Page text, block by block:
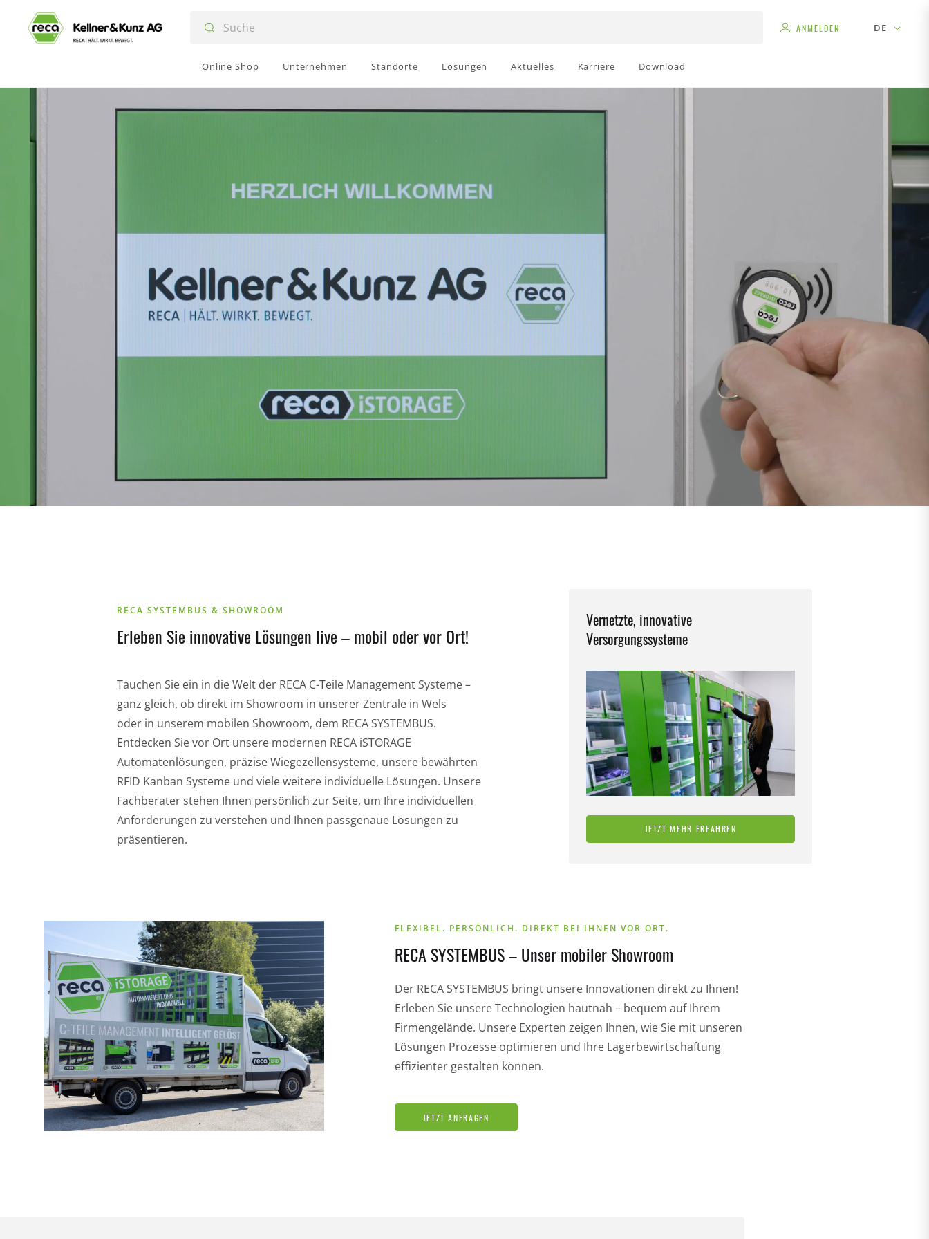
Online Shop Unternehmen Standorte Lösungen Aktuelles Karriere Download
ANMELDEN DE
Vernetzte, innovative
Versorgungssysteme
JETZT MEHR ERFAHREN
RECA SYSTEMBUS & SHOWROOM
Erleben Sie innovative Lösungen live – mobil oder vor Ort!
Tauchen Sie ein in die Welt der RECA C-Teile Management Systeme –
ganz gleich, ob direkt im Showroom in unserer Zentrale in Wels
oder in unserem mobilen Showroom, dem RECA SYSTEMBUS.
Entdecken Sie vor Ort unsere modernen RECA iSTORAGE
Automatenlösungen, präzise Wiegezellensysteme, unsere bewährten
RFID Kanban Systeme und viele weitere individuelle Lösungen. Unsere
Fachberater stehen Ihnen persönlich zur Seite, um Ihre individuellen
Anforderungen zu verstehen und Ihnen passgenaue Lösungen zu
präsentieren.
FLEXIBEL. PERSÖNLICH. DIREKT BEI IHNEN VOR ORT.
RECA SYSTEMBUS – Unser mobiler Showroom
Der RECA SYSTEMBUS bringt unsere Innovationen direkt zu Ihnen!
Erleben Sie unsere Technologien hautnah – bequem auf Ihrem
Firmengelände. Unsere Experten zeigen Ihnen, wie Sie mit unseren
Lösungen Prozesse optimieren und Ihre Lagerbewirtschaftung
effizienter gestalten können.
JETZT ANFRAGEN